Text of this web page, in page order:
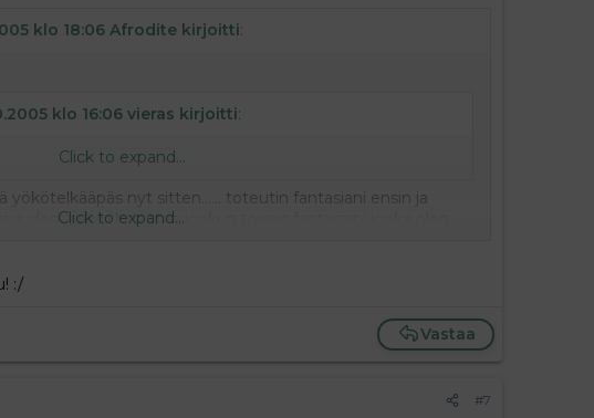
klo 18:06 Afrodite kirjoitti:
klo 16:06 vieras kirjoitti:
Click to expand...
yökötelkääpäs nyt sitten...... toteutin fantasiani ensin ja
voin kirjoittaa jonkun toisen fantasiani jonka olen
Click to expand...
:/
Vastaa
#7